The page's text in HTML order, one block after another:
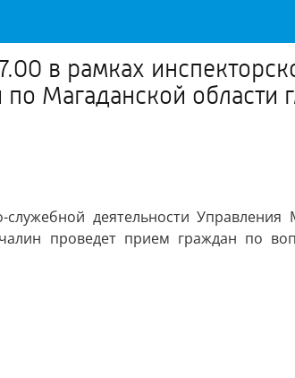
в рамках
Магаданской области
деятельности
проведет прием граждан по